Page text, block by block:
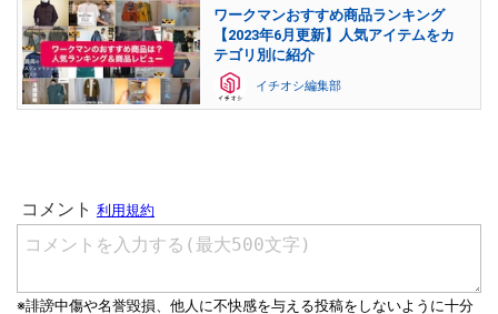
ワークマンおすすめ商品ランキング
【2023年6月更新】人気アイテムをカ
テゴリ別に紹介
イチオシ編集部